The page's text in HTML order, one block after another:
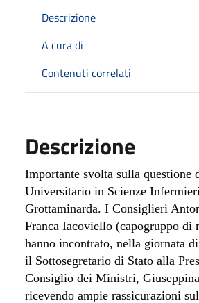
Descrizione
A cura di
Contenuti correlati
Descrizione
Importante svolta sulla questione
Universitario in Scienze
Grottaminarda. I Consiglieri
Franca Iacoviello (capogruppo di
hanno incontrato, nella giornata
il Sottosegretario di Stato alla
Consiglio dei Ministri,
ricevendo ampie rassicurazioni